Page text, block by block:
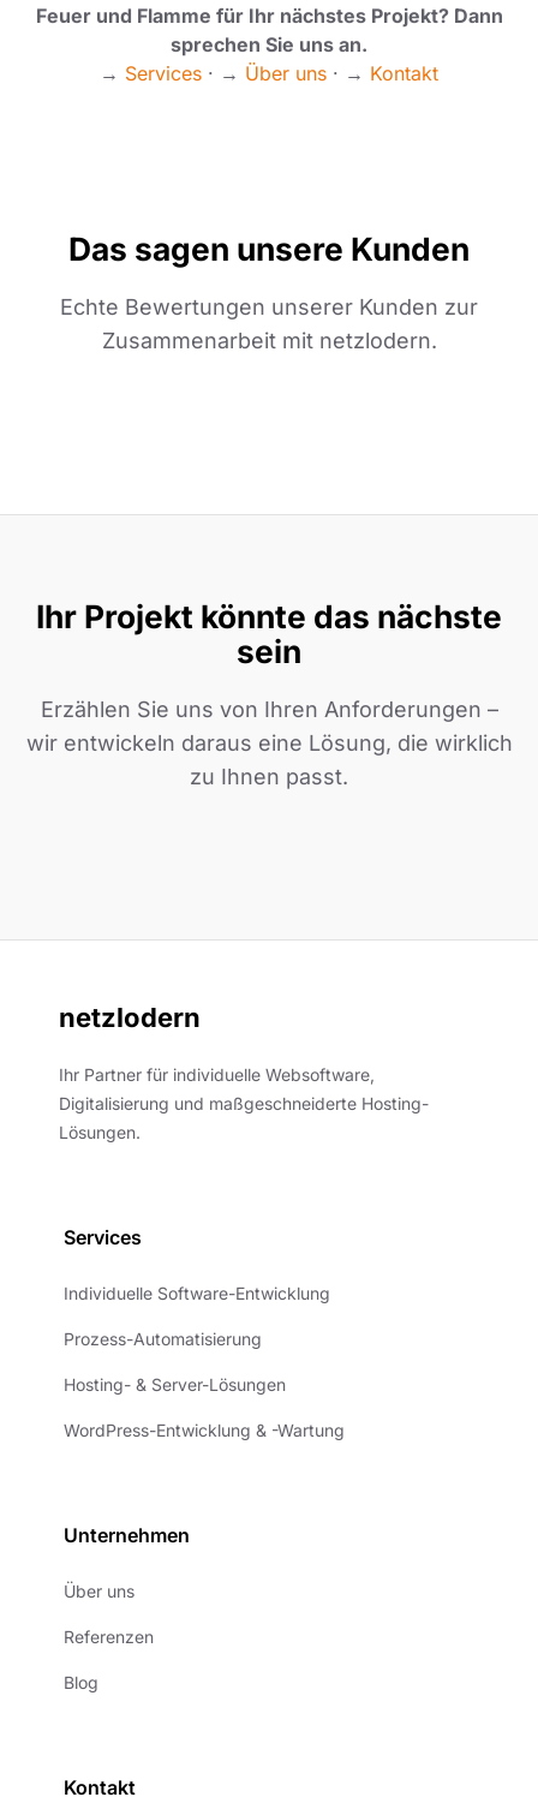
Feuer und Flamme für Ihr nächstes Projekt? Dann
sprechen Sie uns an.
→ Services · → Über uns · → Kontakt
Das sagen unsere Kunden
Echte Bewertungen unserer Kunden zur
Zusammenarbeit mit netzlodern.
Ihr Projekt könnte das nächste
sein
Erzählen Sie uns von Ihren Anforderungen –
wir entwickeln daraus eine Lösung, die wirklich
zu Ihnen passt.
netzlodern
Ihr Partner für individuelle Websoftware,
Digitalisierung und maßgeschneiderte Hosting-
Lösungen.
Services
Individuelle Software-Entwicklung
Prozess-Automatisierung
Hosting- & Server-Lösungen
WordPress-Entwicklung & -Wartung
Unternehmen
Über uns
Referenzen
Blog
Kontakt